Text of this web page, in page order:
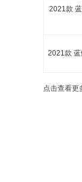
2021款
2021款 蓝
点击查看更